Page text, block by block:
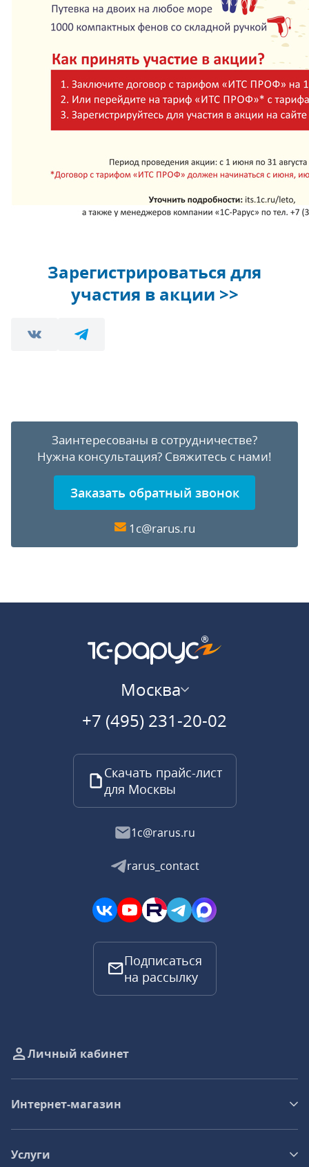
Зарегистрироваться для
участия в акции >>
Заинтересованы в сотрудничестве?
Нужна консультация? Свяжитесь с нами!
Заказать обратный звонок
1c@rarus.ru
Москва
+7 (495) 231-20-02
Скачать прайс-лист
для Москвы
1c@rarus.ru
rarus_contact
Подписаться
на рассылку
Личный кабинет
Интернет-магазин
Услуги